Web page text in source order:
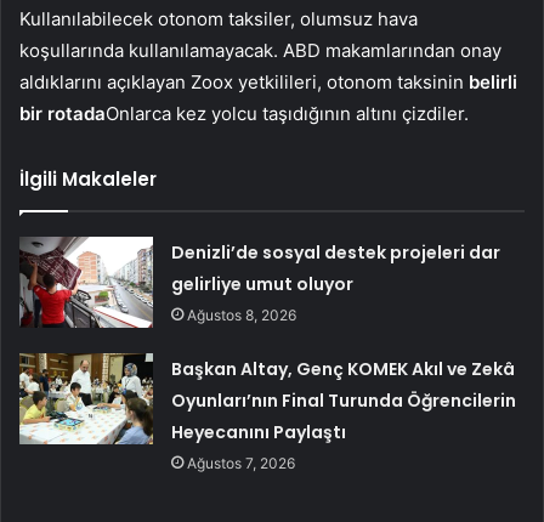
Kullanılabilecek otonom taksiler, olumsuz hava
koşullarında kullanılamayacak. ABD makamlarından onay
aldıklarını açıklayan Zoox yetkilileri, otonom taksinin belirli
bir rotadaOnlarca kez yolcu taşıdığının altını çizdiler.
İlgili Makaleler
Denizli’de sosyal destek projeleri dar
gelirliye umut oluyor
Ağustos 8, 2026
Başkan Altay, Genç KOMEK Akıl ve Zekâ
Oyunları’nın Final Turunda Öğrencilerin
Heyecanını Paylaştı
Ağustos 7, 2026